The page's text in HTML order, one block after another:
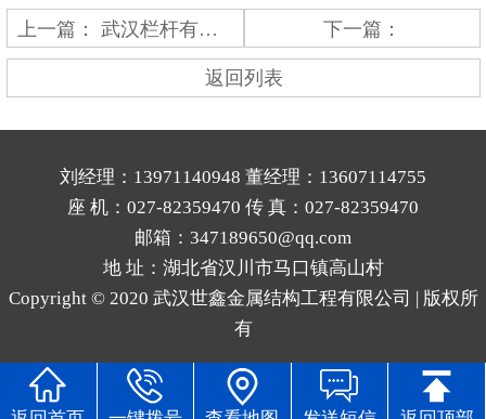
上一篇： 武汉栏杆有哪些用途？你知道吗？ 下一篇：
返回列表
刘经理：13971140948 董经理：13607114755
座 机：027-82359470 传 真：027-82359470
邮箱：347189650@qq.com
地 址：湖北省汉川市马口镇高山村
Copyright © 2020 武汉世鑫金属结构工程有限公司 | 版权所
有